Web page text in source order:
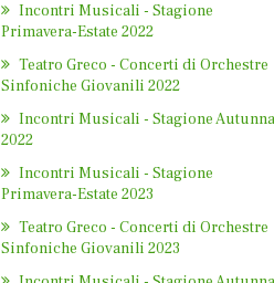
Incontri Musicali - Stagione
Primavera-Estate 2022
Teatro Greco - Concerti di Orchestre
Sinfoniche Giovanili 2022
Incontri Musicali - Stagione
2022
Incontri Musicali - Stagione
Primavera-Estate 2023
Teatro Greco - Concerti di Orchestre
Sinfoniche Giovanili 2023